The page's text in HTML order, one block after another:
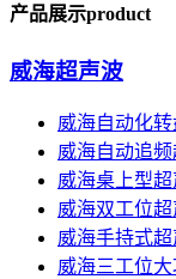
产品展示product
威海超声波
威海自动化
威海自动追
威海桌上型
威海双工位
威海手持式
威海三工位